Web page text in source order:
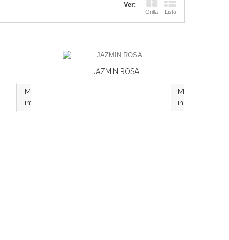
Ver:
Grilla Lista
Más
información
JAZMIN ROSA
Más
información